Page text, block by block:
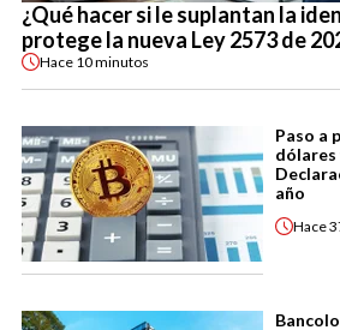
¿Qué hacer si le suplantan la
protege la nueva Ley 2573 de
Hace 10 minutos
Paso a
dólares
año
Hace